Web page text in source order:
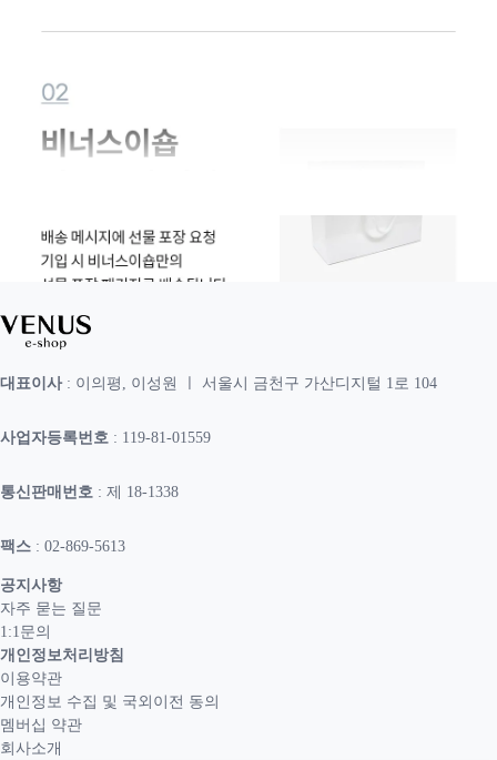
대표이사: 이의평, 이성원 ㅣ 서울시 금천구 가산디지털 1로 104
사업자등록번호 : 119-81-01559
통신판매번호 : 제 18-1338
팩스 : 02-869-5613
공지사항
자주 묻는 질문
1:1문의
개인정보처리방침
이용약관
개인정보 수집 및 국외이전 동의
멤버십 약관
회사소개